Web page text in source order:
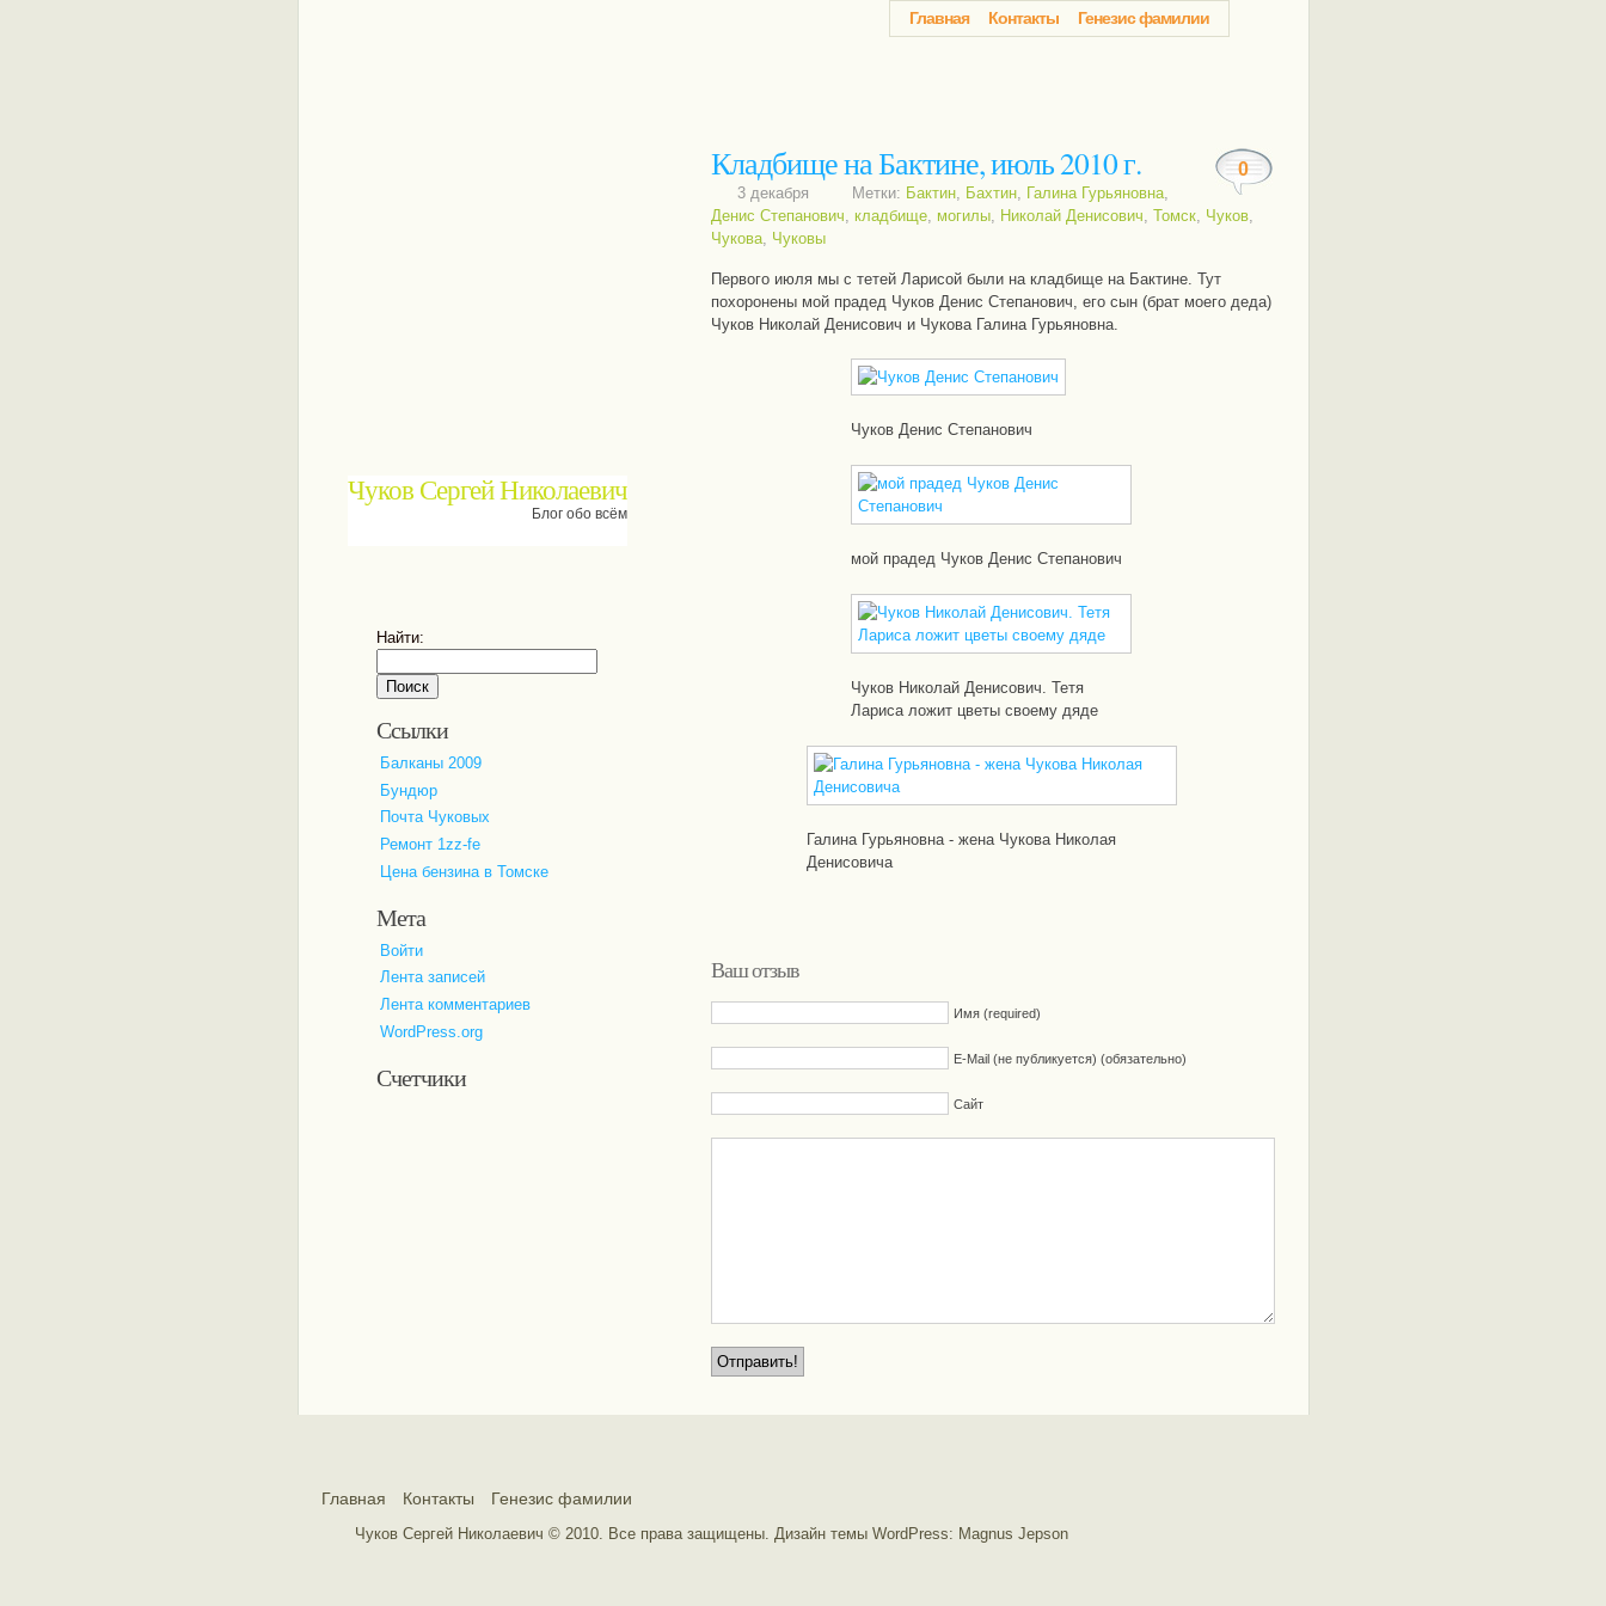
Чуков Сергей Николаевич
Блог обо всём
Главная Контакты Генезис фамилии
Найти:
Ссылки
Балканы 2009
Бундюр
Почта Чуковых
Ремонт 1zz-fe
Цена бензина в Томске
Мета
Войти
Лента записей
Лента комментариев
WordPress.org
Счетчики
0
Кладбище на Бактине, июль 2010 г.
3 декабря Метки: Бактин, Бахтин, Галина Гурьяновна,
Денис Степанович кладбище, могилы, Николай Денисович Томск, Чуков,
Чукова, Чуковы
Первого июля мы с тетей Ларисой были на кладбище на Бактине. Тут
похоронены мой прадед Чуков Денис Степанович, его сын (брат моего деда)
Чуков Николай Денисович и Чукова Галина Гурьяновна.
Чуков Денис Степанович
мой прадед Чуков Денис Степанович
Чуков Николай Денисович. Тетя
Лариса ложит цветы своему дяде
Галина Гурьяновна - жена Чукова Николая
Денисовича
Ваш отзыв
Имя (required)
E-Mail (не публикуется) (обязательно)
Сайт
Главная Контакты Генезис фамилии
Чуков Сергей Николаевич © 2010. Все права защищены. Дизайн темы WordPress: Magnus Jepson